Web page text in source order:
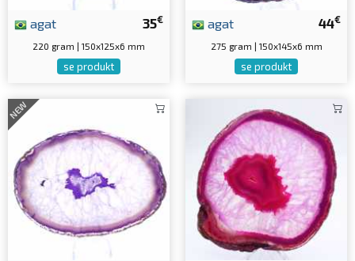
35€
agat
220 gram | 150x125x6 mm
se produkt
44€
agat
275 gram | 150x145x6 mm
se produkt
NEW